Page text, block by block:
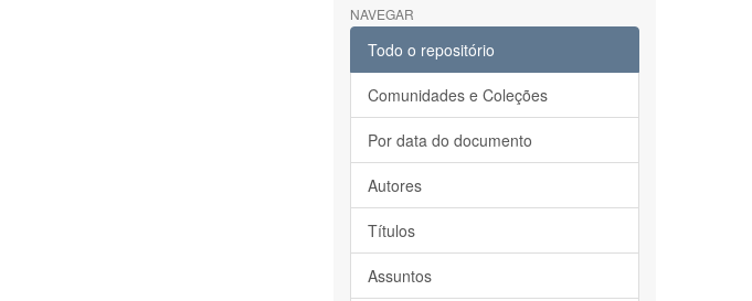
NAVEGAR
Todo o repositório
Comunidades e Coleções
Por data do documento
Autores
Títulos
Assuntos